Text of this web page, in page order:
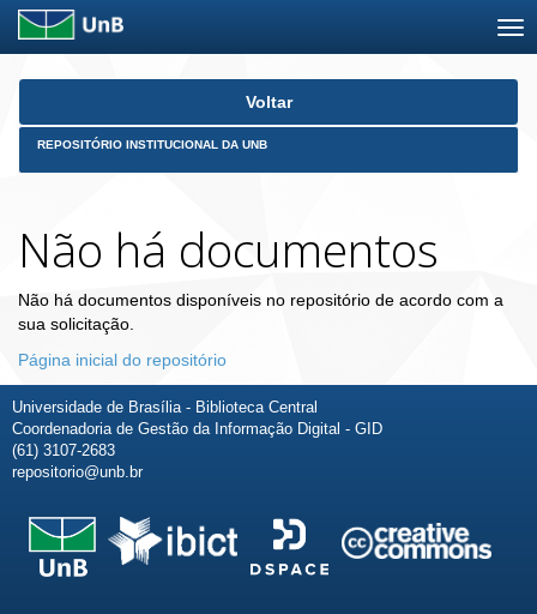
Skip
Voltar
REPOSITÓRIO INSTITUCIONAL DA UNB
Não há documentos
Não há documentos disponíveis no repositório de acordo com a
sua solicitação.
Página inicial do repositório
Universidade de Brasília - Biblioteca Central
Coordenadoria de Gestão da Informação Digital - GID
(61) 3107-2683
repositorio@unb.br